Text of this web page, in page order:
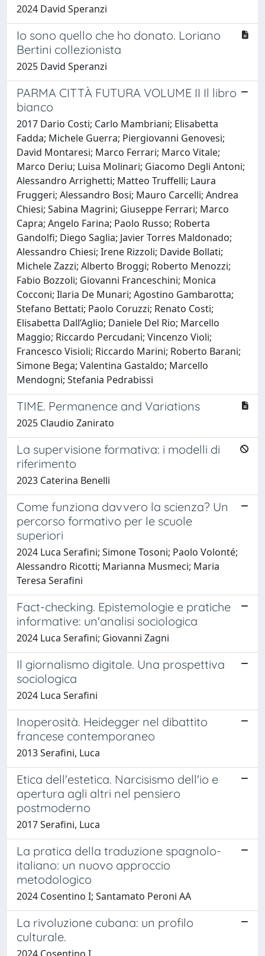
2024 David Speranzi
Io sono quello che ho donato. Loriano
Bertini collezionista
2025 David Speranzi
PARMA CITTÀ FUTURA VOLUME II Il libro
bianco
2017 Dario Costi; Carlo Mambriani; Elisabetta
Fadda; Michele Guerra; Piergiovanni Genovesi;
David Montaresi; Marco Ferrari; Marco Vitale;
Marco Deriu; Luisa Molinari; Giacomo Degli Antoni;
Alessandro Arrighetti; Matteo Truffelli; Laura
Fruggeri; Alessandro Bosi; Mauro Carcelli; Andrea
Chiesi; Sabina Magrini; Giuseppe Ferrari; Marco
Capra; Angelo Farina; Paolo Russo; Roberta
Gandolfi; Diego Saglia; Javier Torres Maldonado;
Alessandro Chiesi; Irene Rizzoli; Davide Bollati;
Michele Zazzi; Alberto Broggi; Roberto Menozzi;
Fabio Bozzoli; Giovanni Franceschini; Monica
Cocconi; Ilaria De Munari; Agostino Gambarotta;
Stefano Bettati; Paolo Coruzzi; Renato Costi;
Elisabetta Dall’Aglio; Daniele Del Rio; Marcello
Maggio; Riccardo Percudani; Vincenzo Violi;
Francesco Visioli; Riccardo Marini; Roberto Barani;
Simone Bega; Valentina Gastaldo; Marcello
Mendogni; Stefania Pedrabissi
TIME. Permanence and Variations
2025 Claudio Zanirato
La supervisione formativa: i modelli di
riferimento
2023 Caterina Benelli
Come funziona davvero la scienza? Un
percorso formativo per le scuole
superiori
2024 Luca Serafini; Simone Tosoni; Paolo Volonté;
Alessandro Ricotti; Marianna Musmeci; Maria
Teresa Serafini
Fact-checking. Epistemologie e pratiche
informative: un'analisi sociologica
2024 Luca Serafini; Giovanni Zagni
Il giornalismo digitale. Una prospettiva
sociologica
2024 Luca Serafini
Inoperosità. Heidegger nel dibattito
francese contemporaneo
2013 Serafini, Luca
Etica dell'estetica. Narcisismo dell'io e
apertura agli altri nel pensiero
postmoderno
2017 Serafini, Luca
La pratica della traduzione spagnolo-
italiano: un nuovo approccio
metodologico
2024 Cosentino I; Santamato Peroni AA
La rivoluzione cubana: un profilo
culturale.